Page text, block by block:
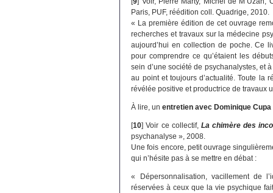
Paris, PUF, réédition coll. Quadrige, 2010.
« La première édition de cet ouvrage
recherches et travaux sur la médecine
aujourd’hui en collection de poche. Ce
pour comprendre ce qu’étaient les
sein d’une société de psychanalystes, et
au point et toujours d’actualité. Toute la
révélée positive et productrice de travaux
À lire, unentretien avec Dominique Cupa
[10]Voir ce collectif, La chimère des
psychanalyse », 2008.
Une fois encore, petit ouvrage
qui n’hésite pas à se mettre en débat :
« Dépersonnalisation, vacillement de
réservées à ceux que la vie psychique